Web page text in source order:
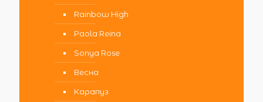
Rainbow High
Paola Reina
Sonya Rose
Весна
Карапуз